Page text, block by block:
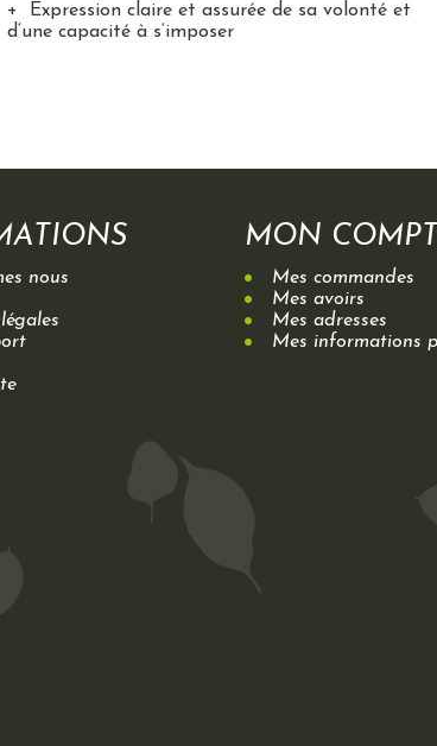
+ Expression claire et assurée de sa volonté et
d‘une capacité à s‘imposer
nous
MON
Mes commandes
Mes avoirs
Mes adresses
Mes informations